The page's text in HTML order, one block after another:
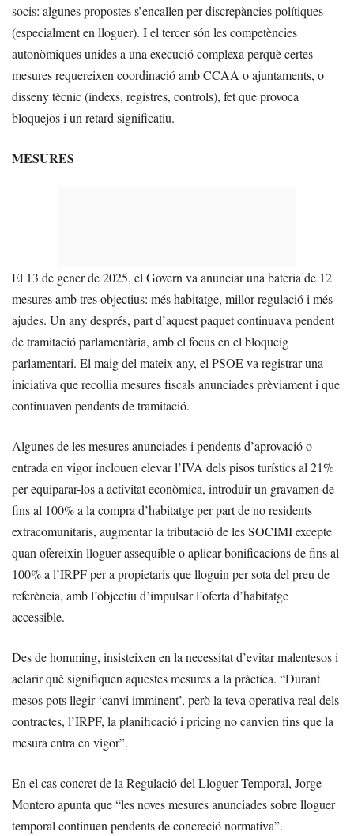
socis: algunes propostes s’encallen per discrepàncies polítiques
(especialment en lloguer). I el tercer són les competències
autonòmiques unides a una execució complexa perquè certes
mesures requereixen coordinació amb CCAA o ajuntaments, o
disseny tècnic (índexs, registres, controls), fet que provoca
bloquejos i un retard significatiu.
MESURES
El 13 de gener de 2025, el Govern va anunciar una bateria de 12
mesures amb tres objectius: més habitatge, millor regulació i més
ajudes. Un any després, part d’aquest paquet continuava pendent
de tramitació parlamentària, amb el focus en el bloqueig
parlamentari. El maig del mateix any, el PSOE va registrar una
iniciativa que recollia mesures fiscals anunciades prèviament i que
continuaven pendents de tramitació.
Algunes de les mesures anunciades i pendents d’aprovació o
entrada en vigor inclouen elevar l’IVA dels pisos turístics al 21%
per equiparar-los a activitat econòmica, introduir un gravamen de
fins al 100% a la compra d’habitatge per part de no residents
extracomunitaris, augmentar la tributació de les SOCIMI excepte
quan ofereixin lloguer assequible o aplicar bonificacions de fins al
100% a l’IRPF per a propietaris que lloguin per sota del preu de
referència, amb l’objectiu d’impulsar l’oferta d’habitatge
accessible.
Des de homming, insisteixen en la necessitat d’evitar malentesos i
aclarir què signifiquen aquestes mesures a la pràctica. “Durant
mesos pots llegir ‘canvi imminent’, però la teva operativa real dels
contractes, l’IRPF, la planificació i pricing no canvien fins que la
mesura entra en vigor”.
En el cas concret de la Regulació del Lloguer Temporal, Jorge
Montero apunta que “les noves mesures anunciades sobre lloguer
temporal continuen pendents de concreció normativa”.